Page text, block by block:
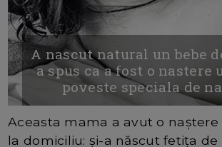
A nascut natural un bebe
a spus ca a fost o nastere
poveste speciala de
Aceasta mama a avut o naștere
la domiciliu: și-a născut fetița de